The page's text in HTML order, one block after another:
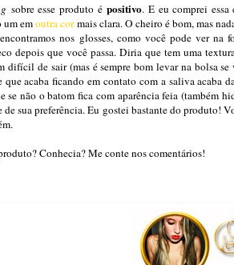
sobre esse produto épositivo. E eu comprei
um emoutra cormais clara. O cheiro é bom, mas
nos glosses, como você pode ver
depois que você passa. Diria que tem uma
difícil de sair (mas é sempre bom levar na bolsa
que acaba ficando em contato com a saliva acaba
se não o batom fica com aparência feia (também
sua preferência. Eu gostei bastante do produto!
Conhecia? Me conte nos comentários!